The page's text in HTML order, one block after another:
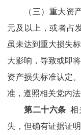
（三）重大资
元及以上，或者占
虽未达到重大损失
大影响，导致或即
资产损失标准认定
准，遵照相关党内
第二十六条 相
失，但确有证据证